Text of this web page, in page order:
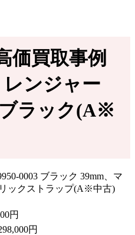
価買取事例
レンジャー
ブラック(A※
円
円